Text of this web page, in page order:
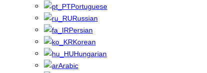
Portuguese
Russian
Persian
Korean
Hungarian
Arabic